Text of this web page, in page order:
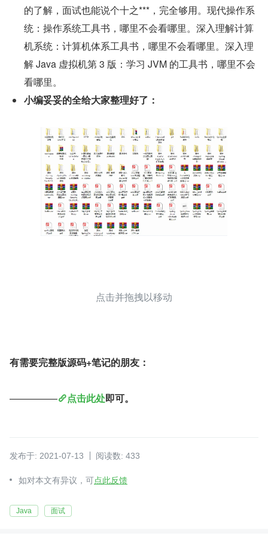
的了解，面试也能说个十之***，完全够用。现代操作系
统：操作系统工具书，哪里不会看哪里。深入理解计算
机系统：计算机体系工具书，哪里不会看哪里。深入理
解 Java 虚拟机第 3 版：学习 JVM 的工具书，哪里不会
看哪里。
小编妥妥的全给大家整理好了：
点击并拖拽以移动
有需要完整版源码+笔记的朋友：
————— 点击此处即可。
发布于: 2021-07-13 阅读数: 433
如对本文有异议，可点此反馈
Java 面试